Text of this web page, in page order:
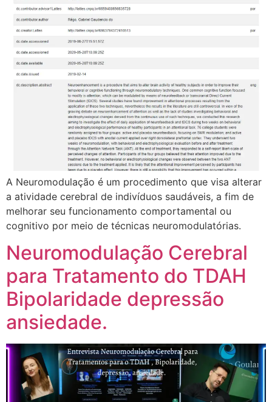
A Neuromodulação é um procedimento que visa alterar
a atividade cerebral de indivíduos saudáveis, a fim de
melhorar seu funcionamento comportamental ou
cognitivo por meio de técnicas neuromodulatórias.
Neuromodulação Cerebral
para Tratamento do TDAH
Bipolaridade depressão
ansiedade.